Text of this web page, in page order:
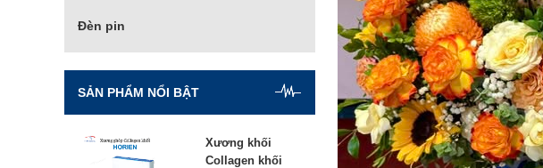
Máy CT Conbeam
Vật liệu hàn composite
Vật liệu nội nha
Vật liệu chỉnh nha
Đèn pin
SẢN PHẨM NỔI BẬT
Xương khối
Collagen khối